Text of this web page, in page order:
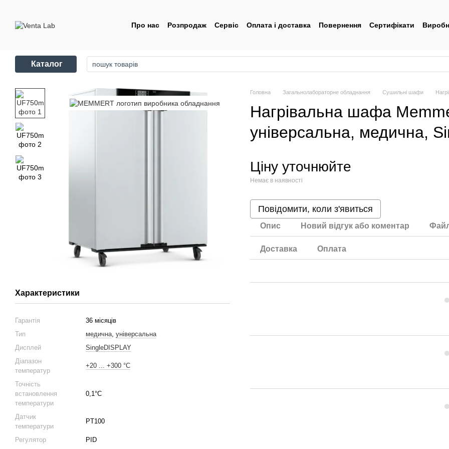
Про нас Розпродаж Сервіс Оплата і доставка Повернення Сертифікати
Каталог
Характеристики
Гарантія
36 місяців
Тип
медична, універсальна
Дисплей
SingleDISPLAY
Діапазон
температур
+20 ... +300 °С
Точність
встановлення
температури
0,1°С
Датчик
температури
PT100
Регулятор PID
Головна Загальнолабораторне обладнання Сушильні шафи
Нагрівальна шафа
універсальна, медична,
Ціну уточнюйте
Немає в наявності
Повідомити, коли з'явиться
Опис Новий відгук або коментар
Доставка Оплата